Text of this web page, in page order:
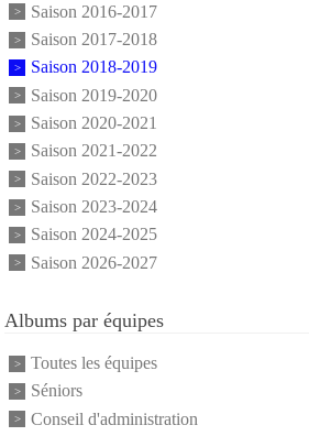
Saison 2016-2017
Saison 2017-2018
Saison 2018-2019
Saison 2019-2020
Saison 2020-2021
Saison 2021-2022
Saison 2022-2023
Saison 2023-2024
Saison 2024-2025
Saison 2026-2027
Albums par équipes
Toutes les équipes
Séniors
Conseil d'administration